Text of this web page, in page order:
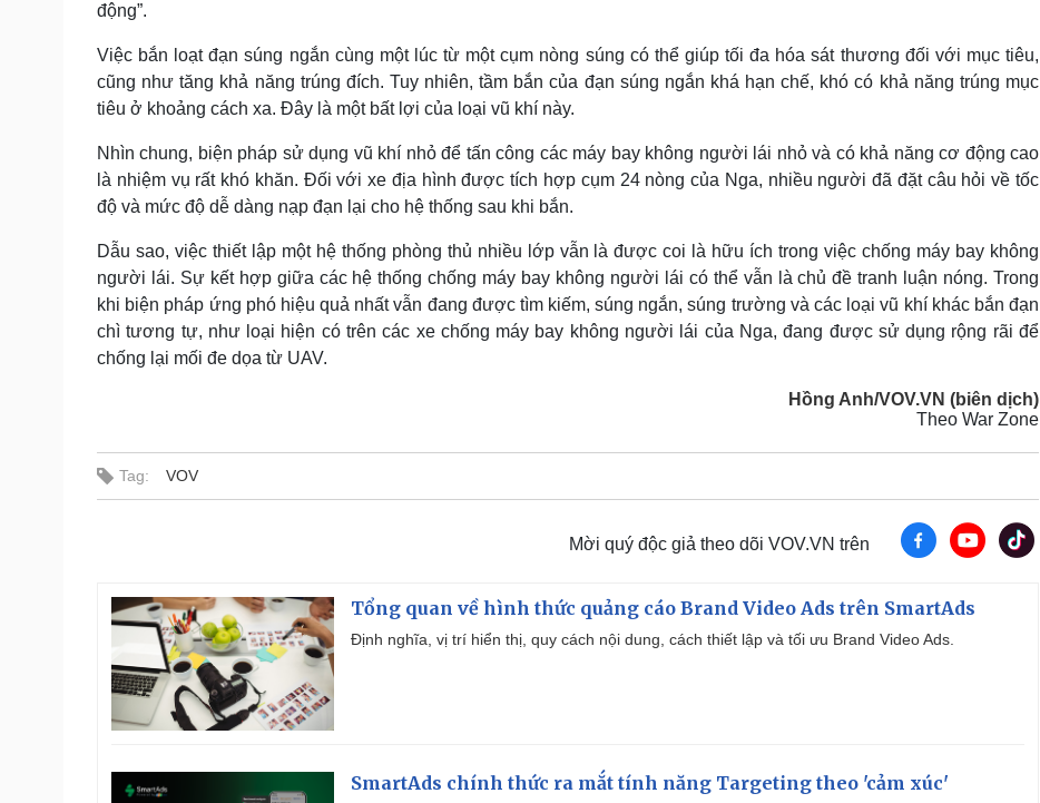
động”.
Việc bắn loạt đạn súng ngắn cùng một lúc từ một cụm nòng súng có thể giúp tối đa hóa sát thương đối với mục tiêu,
cũng như tăng khả năng trúng đích. Tuy nhiên, tầm bắn của đạn súng ngắn khá hạn chế, khó có khả năng trúng mục
tiêu ở khoảng cách xa. Đây là một bất lợi của loại vũ khí này.
Nhìn chung, biện pháp sử dụng vũ khí nhỏ để tấn công các máy bay không người lái nhỏ và có khả năng cơ động cao
là nhiệm vụ rất khó khăn. Đối với xe địa hình được tích hợp cụm 24 nòng của Nga, nhiều người đã đặt câu hỏi về tốc
độ và mức độ dễ dàng nạp đạn lại cho hệ thống sau khi bắn.
Dẫu sao, việc thiết lập một hệ thống phòng thủ nhiều lớp vẫn là được coi là hữu ích trong việc chống máy bay không
người lái. Sự kết hợp giữa các hệ thống chống máy bay không người lái có thể vẫn là chủ đề tranh luận nóng. Trong
khi biện pháp ứng phó hiệu quả nhất vẫn đang được tìm kiếm, súng ngắn, súng trường và các loại vũ khí khác bắn đạn
chì tương tự, như loại hiện có trên các xe chống máy bay không người lái của Nga, đang được sử dụng rộng rãi để
chống lại mối đe dọa từ UAV.
Hồng Anh/VOV.VN (biên dịch)
Theo War Zone
Tag: VOV
Mời quý độc giả theo dõi VOV.VN trên
Tổng quan về hình thức quảng cáo Brand Video Ads trên SmartAds
Định nghĩa, vị trí hiển thị, quy cách nội dung, cách thiết lập và tối ưu Brand Video Ads.
SmartAds chính thức ra mắt tính năng Targeting theo 'cảm xúc'